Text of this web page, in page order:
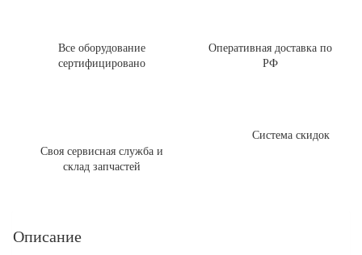
Все оборудование
сертифицировано
Оперативная доставка по
РФ
Своя сервисная служба и
склад запчастей
Система скидок
Описание